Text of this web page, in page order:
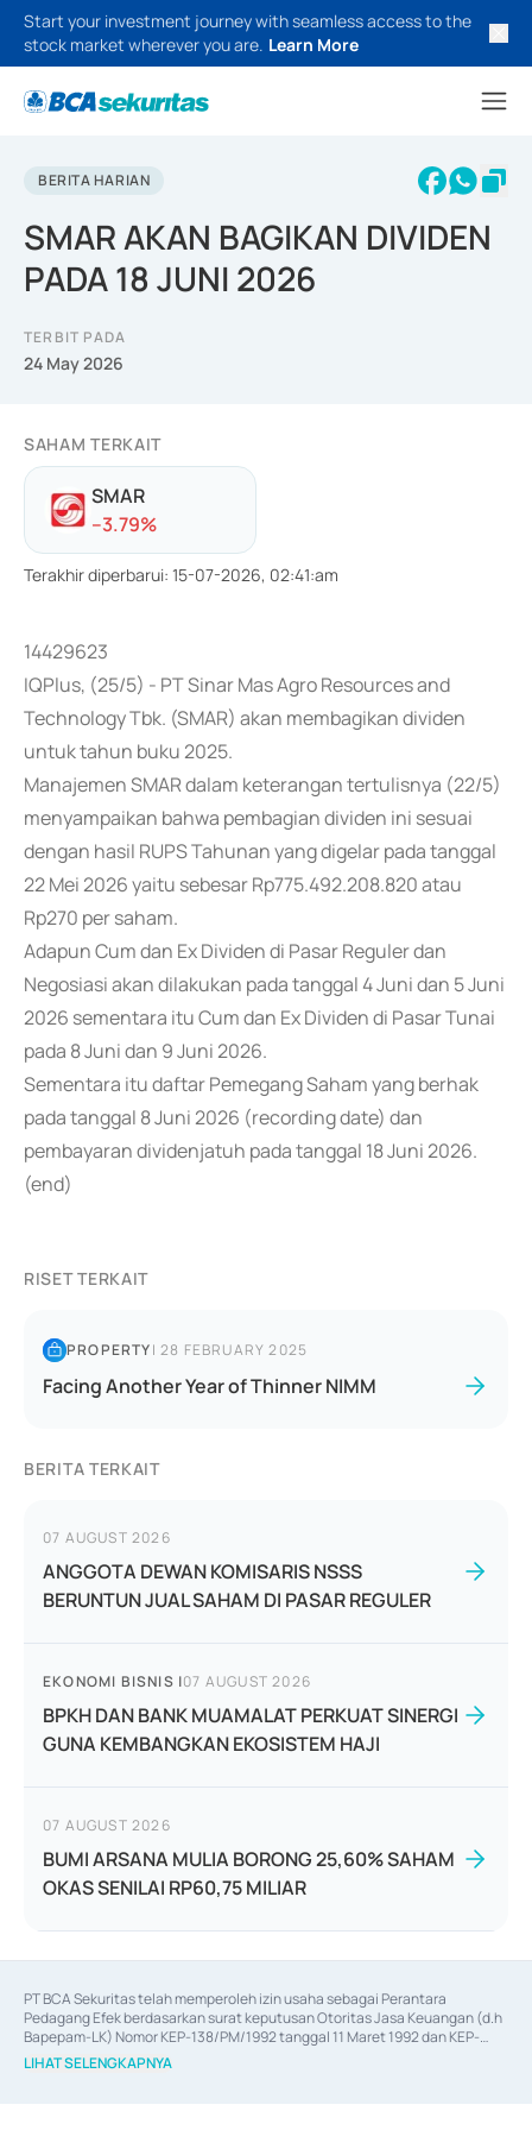
Start your investment journey with seamless access to the
stock market wherever you are. Learn More
BERITA HARIAN
SMAR AKAN BAGIKAN DIVIDEN
PADA 18 JUNI 2026
TERBIT PADA
24 May 2026
SAHAM TERKAIT
SMAR
--3.79%
Terakhir diperbarui: 15-07-2026, 02:41:am
14429623
IQPlus, (25/5) - PT Sinar Mas Agro Resources and
Technology Tbk. (SMAR) akan membagikan dividen
untuk tahun buku 2025.
Manajemen SMAR dalam keterangan tertulisnya (22/5)
menyampaikan bahwa pembagian dividen ini sesuai
dengan hasil RUPS Tahunan yang digelar pada tanggal
22 Mei 2026 yaitu sebesar Rp775.492.208.820 atau
Rp270 per saham.
Adapun Cum dan Ex Dividen di Pasar Reguler dan
Negosiasi akan dilakukan pada tanggal 4 Juni dan 5 Juni
2026 sementara itu Cum dan Ex Dividen di Pasar Tunai
pada 8 Juni dan 9 Juni 2026.
Sementara itu daftar Pemegang Saham yang berhak
pada tanggal 8 Juni 2026 (recording date) dan
pembayaran dividenjatuh pada tanggal 18 Juni 2026.
(end)
RISET TERKAIT
PROPERTY|28 FEBRUARY 2025
Facing Another Year of Thinner NIMM
BERITA TERKAIT
07 AUGUST 2026
ANGGOTA DEWAN KOMISARIS NSSS
BERUNTUN JUAL SAHAM DI PASAR REGULER
EKONOMI BISNIS |07 AUGUST 2026
BPKH DAN BANK MUAMALAT PERKUAT SINERGI
GUNA KEMBANGKAN EKOSISTEM HAJI
07 AUGUST 2026
BUMI ARSANA MULIA BORONG 25,60% SAHAM
OKAS SENILAI RP60,75 MILIAR
PT BCA Sekuritas telah memperoleh izin usaha sebagai Perantara
Pedagang Efek berdasarkan surat keputusan Otoritas Jasa Keuangan (d.h
Bapepam-LK) Nomor KEP-138/PM/1992 tanggal 11 Maret 1992 dan KEP-
06/D.04/2014 tanggal 28 Februari 2014, izin usaha sebagai Penjamin Emisi
Efek berdasarkan surat keputusan Otoritas Jasa Keuangan Nomor KEP-
LIHAT SELENGKAPNYA